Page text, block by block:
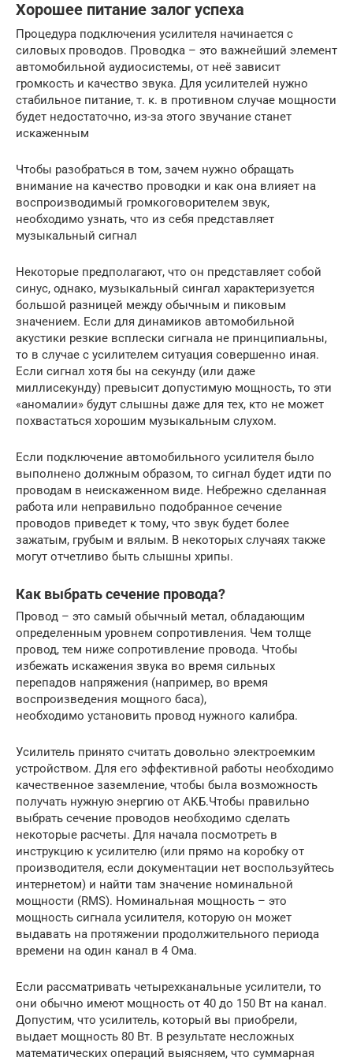
Хорошее питание залог успеха
Процедура подключения усилителя начинается c
силовых проводов. Проводка – это важнейший элемент
автомобильной аудиосистемы, от неё зависит
громкость и качество звука. Для усилителей нужно
стабильное питание, т. к. в противном случае мощности
будет недостаточно, из-за этого звучание станет
искаженным
Чтобы разобраться в том, зачем нужно обращать
внимание на качество проводки и как она влияет на
воспроизводимый громкоговорителем звук,
необходимо узнать, что из себя представляет
музыкальный сигнал
Некоторые предполагают, что он представляет собой
синус, однако, музыкальный сингал характеризуется
большой разницей между обычным и пиковым
значением. Если для динамиков автомобильной
акустики резкие всплески сигнала не принципиальны,
то в случае с усилителем ситуация совершенно иная.
Если сигнал хотя бы на секунду (или даже
миллисекунду) превысит допустимую мощность, то эти
«аномалии» будут слышны даже для тех, кто не может
похвастаться хорошим музыкальным слухом.
Если подключение автомобильного усилителя было
выполнено должным образом, то сигнал будет идти по
проводам в неискаженном виде. Небрежно сделанная
работа или неправильно подобранное сечение
проводов приведет к тому, что звук будет более
зажатым, грубым и вялым. В некоторых случаях также
могут отчетливо быть слышны хрипы.
Как выбрать сечение провода?
Провод – это самый обычный метал, обладающим
определенным уровнем сопротивления. Чем толще
провод, тем ниже сопротивление провода. Чтобы
избежать искажения звука во время сильных
перепадов напряжения (например, во время
воспроизведения мощного баса),
необходимо установить провод нужного калибра.
Усилитель принято считать довольно электроемким
устройством. Для его эффективной работы необходимо
качественное заземление, чтобы была возможность
получать нужную энергию от АКБ.Чтобы правильно
выбрать сечение проводов необходимо сделать
некоторые расчеты. Для начала посмотреть в
инструкцию к усилителю (или прямо на коробку от
производителя, если документации нет воспользуйтесь
интернетом) и найти там значение номинальной
мощности (RMS). Номинальная мощность – это
мощность сигнала усилителя, которую он может
выдавать на протяжении продолжительного периода
времени на один канал в 4 Ома.
Если рассматривать четырехканальные усилители, то
они обычно имеют мощность от 40 до 150 Вт на канал.
Допустим, что усилитель, который вы приобрели,
выдает мощность 80 Вт. В результате несложных
математических операций выясняем, что суммарная